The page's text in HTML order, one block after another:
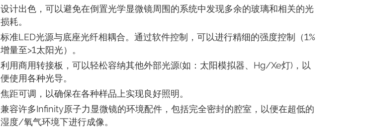
设计出色，可以避免在倒置光学显微镜周围的系统中发现多余的玻璃和相关的光
损耗。
标准LED光源与底座光纤相耦合。通过软件控制，可以进行精细的强度控制（1%
增量至>1太阳光）。
利用商用转接板，可以轻松容纳其他外部光源(如：太阳模拟器、Hg/Xe灯)，以
便使用各种光导。
焦距可调，以确保在各种样品上实现良好照明。
兼容许多Infinity原子力显微镜的环境配件，包括完全密封的腔室，以便在超低的
湿度/氧气环境下进行成像。